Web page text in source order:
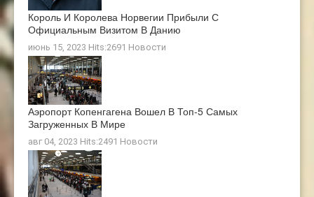
Король И Королева Норвегии Прибыли С
Официальным Визитом В Данию
июнь 15, 2023 Hits:2691 Новости
Аэропорт Копенгагена Вошел В Топ-5 Самых
Загруженных В Мире
авг 04, 2023 Hits:2491 Новости